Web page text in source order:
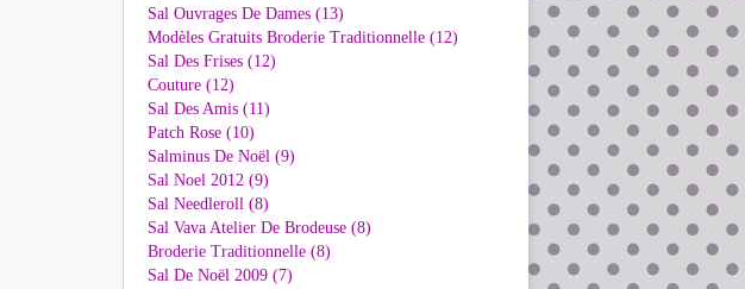
Sal Ouvrages De Dames (13)
Modèles Gratuits Broderie Traditionnelle (12)
Sal Des Frises (12)
Couture (12)
Sal Des Amis (11)
Patch Rose (10)
Salminus De Noël (9)
Sal Noel 2012 (9)
Sal Needleroll (8)
Sal Vava Atelier De Brodeuse (8)
Broderie Traditionnelle (8)
Sal De Noël 2009 (7)